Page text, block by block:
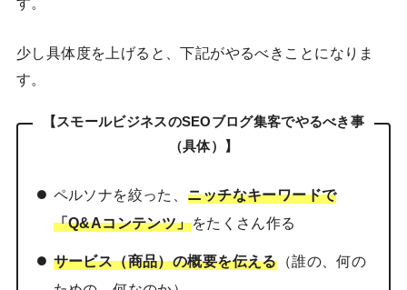
少し具体度を上げると、下記がやるべきことになりま
す。
【スモールビジネスのSEOブログ集客でやるべき事
（具体）】
ペルソナを絞った、 ニッチなキーワードで
「Q&Aコンテンツ」をたくさん作る
サービス（商品）の概要を伝える（誰の、何の